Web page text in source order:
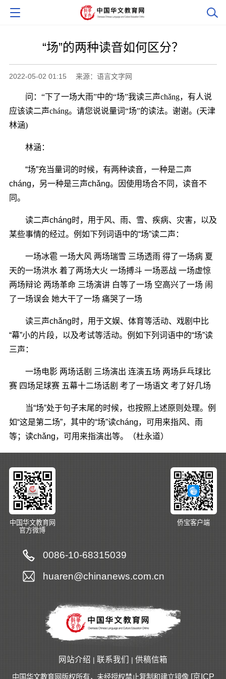
“场”的两种读音如何区分？
2022-05-02 01:15 来源：语言文字网
问：“下了一场大雨”中的“场”我读三声chǎng，有人说
应该读二声cháng。请您说说量词“场”的读法。谢谢。(天津
林涵)
林涵：
“场”充当量词的时候，有两种读音，一种是二声
cháng，另一种是三声chǎng。因使用场合不同，读音不
同。
读二声cháng时，用于风、雨、雪、疾病、灾害，以及
某些事情的经过。例如下列词语中的“场”读二声：
一场冰雹 一场大风 两场瑞雪 三场透雨 得了一场病 夏
天的一场洪水 着了两场大火 一场搏斗 一场恶战 一场虚惊
两场辩论 两场革命 三场演讲 白等了一场 空高兴了一场 闹
了一场误会 她大干了一场 痛哭了一场
读三声chǎng时，用于文娱、体育等活动、戏剧中比
“幕”小的片段，以及考试等活动。例如下列词语中的“场”读
三声：
一场电影 两场话剧 三场演出 连演五场 两场乒乓球比
赛 四场足球赛 五幕十二场话剧 考了一场语文 考了好几场
当“场”处于句子末尾的时候，也按照上述原则处理。例
如“这是第二场”，其中的“场”读cháng，可用来指风、雨
等；读chǎng，可用来指演出等。（杜永道）
中国华文教育网
官方微博
侨宝客户端
0086-10-68315039
huaren@chinanews.com.cn
网站介绍 | 联系我们 | 供稿信箱
中国华文教育网版权所有，未经授权禁止复制和建立镜像 [京ICP